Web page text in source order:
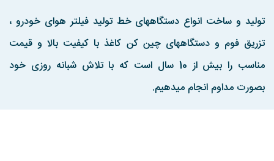
تولید و ساخت انواع دستگاههای خط تولید فیلتر هوای خودرو ،
تزریق فوم و دستگاههای چین کن کاغذ با کیفیت بالا و قیمت
مناسب را بیش از 10 سال است که با تلاش شبانه روزی خود
بصورت مداوم انجام میدهیم.